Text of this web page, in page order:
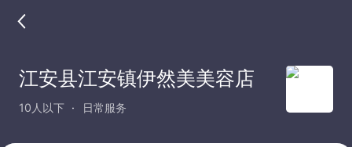
江安县江安镇伊然美美容店
10人以下 日常服务